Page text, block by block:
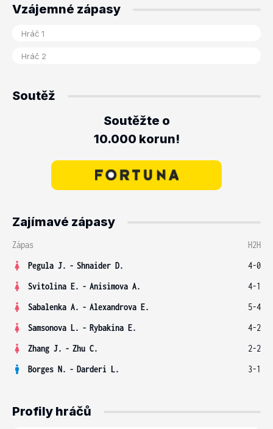
Vzájemné zápasy
Soutěž
Soutěžte o
10.000 korun!
Zajímavé zápasy
Zápas
H2H
Pegula J. - Shnaider D.
4-0
Svitolina E. - Anisimova A.
4-1
Sabalenka A. - Alexandrova E.
5-4
Samsonova L. - Rybakina E.
4-2
Zhang J. - Zhu C.
2-2
Borges N. - Darderi L. 3-1
Profily hráčů